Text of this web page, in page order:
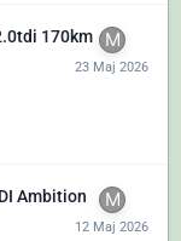
170km
Ambition